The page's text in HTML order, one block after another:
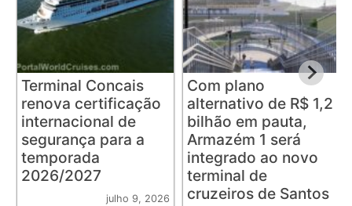
Terminal Concais
renova certificação
internacional de
segurança para a
temporada
2026/2027
julho 9, 2026
Com plano
alternativo de R$ 1,2
bilhão em pauta,
Armazém 1 será
integrado ao novo
terminal de
cruzeiros de Santos